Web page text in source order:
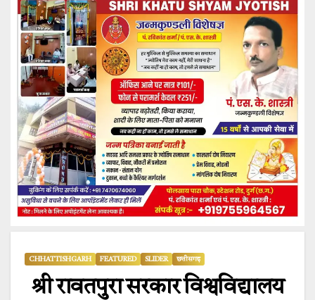
CHHATTISHGARH FEATURED SLIDER छत्तीसगढ़
श्री रावतपुरा सरकार विश्वविद्यालय